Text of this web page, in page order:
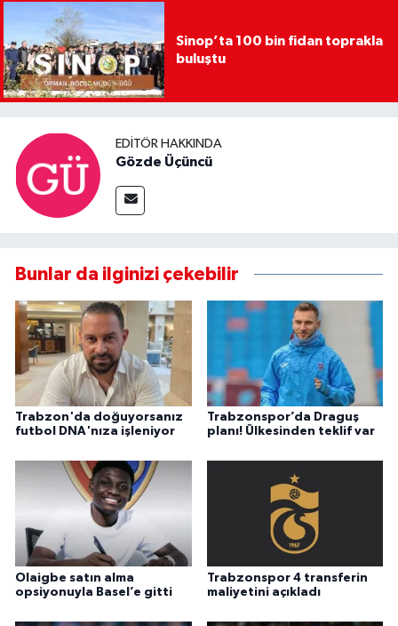
Sinop’ta 100 bin fidan toprakla
buluştu
EDITÖR HAKKINDA
Gözde Üçüncü
Bunlar da ilginizi çekebilir
Trabzon'da doğuyorsanız
futbol DNA'nıza işleniyor
Trabzonspor’da Draguş
planı! Ülkesinden teklif var
Olaigbe satın alma
opsiyonuyla Basel’e gitti
Trabzonspor 4 transferin
maliyetini açıkladı